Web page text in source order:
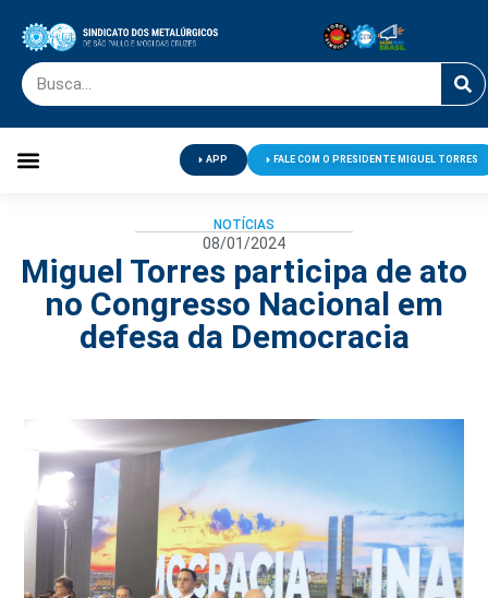
APP FALE COM O PRESIDENTE MIGUEL TORRES
NOTÍCIAS
08/01/2024
Miguel Torres participa de ato
no Congresso Nacional em
defesa da Democracia